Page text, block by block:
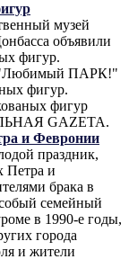
музей
объявили
фигур.
"Любимый ПАРК!"
фигур.
фигур
GAZЕТА.
и Февронии
праздник,
Петра и
брака в
семейный
в 1990-е годы,
города
и жители